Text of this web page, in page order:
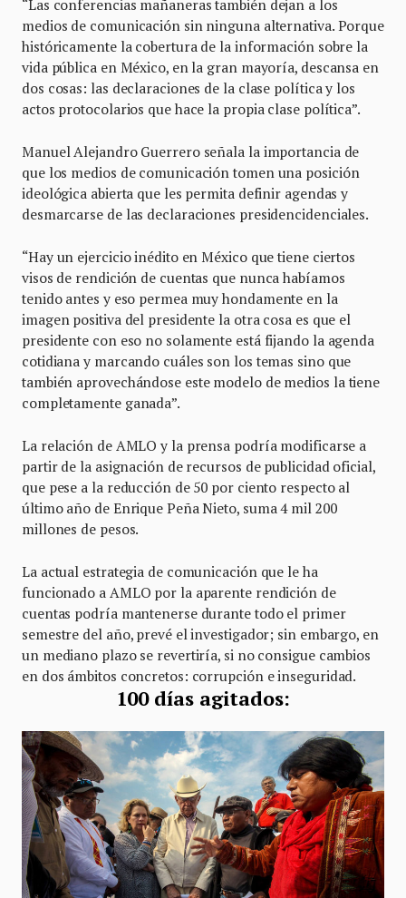
“Las conferencias mañaneras también dejan a los
medios de comunicación sin ninguna alternativa. Porque
históricamente la cobertura de la información sobre la
vida pública en México, en la gran mayoría, descansa en
dos cosas: las declaraciones de la clase política y los
actos protocolarios que hace la propia clase política”.
Manuel Alejandro Guerrero señala la importancia de
que los medios de comunicación tomen una posición
ideológica abierta que les permita definir agendas y
desmarcarse de las declaraciones presidencidenciales.
“Hay un ejercicio inédito en México que tiene ciertos
visos de rendición de cuentas que nunca habíamos
tenido antes y eso permea muy hondamente en la
imagen positiva del presidente la otra cosa es que el
presidente con eso no solamente está fijando la agenda
cotidiana y marcando cuáles son los temas sino que
también aprovechándose este modelo de medios la tiene
completamente ganada”.
La relación de AMLO y la prensa podría modificarse a
partir de la asignación de recursos de publicidad oficial,
que pese a la reducción de 50 por ciento respecto al
último año de Enrique Peña Nieto, suma 4 mil 200
millones de pesos.
La actual estrategia de comunicación que le ha
funcionado a AMLO por la aparente rendición de
cuentas podría mantenerse durante todo el primer
semestre del año, prevé el investigador; sin embargo, en
un mediano plazo se revertiría, si no consigue cambios
en dos ámbitos concretos: corrupción e inseguridad.
100 días agitados: